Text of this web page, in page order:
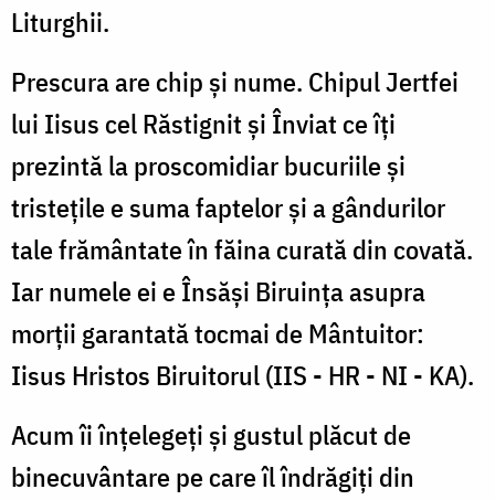
Liturghii.
Prescura are chip şi nume. Chipul Jertfei
lui Iisus cel Răstignit şi Înviat ce îţi
prezintă la proscomidiar bucuriile şi
tristeţile e suma faptelor şi a gândurilor
tale frământate în făina curată din covată.
Iar numele ei e Însăși Biruința asupra
morții garantată tocmai de Mântuitor:
Iisus Hristos Biruitorul (IIS - HR - NI - KA).
Acum îi înțelegeți și gustul plăcut de
binecuvântare pe care îl îndrăgiți din